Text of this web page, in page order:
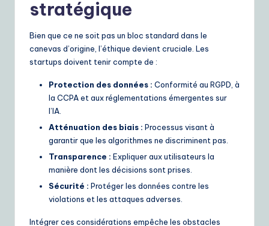
stratégique
Bien que ce ne soit pas un bloc standard dans le
canevas d’origine, l’éthique devient cruciale. Les
startups doivent tenir compte de :
Protection des données : Conformité au RGPD, à
la CCPA et aux réglementations émergentes sur
l’IA.
Atténuation des biais : Processus visant à
garantir que les algorithmes ne discriminent pas.
Transparence : Expliquer aux utilisateurs la
manière dont les décisions sont prises.
Sécurité : Protéger les données contre les
violations et les attaques adverses.
Intégrer ces considérations empêche les obstacles